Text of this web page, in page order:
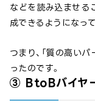
などを読み込ませる
成できるようになって
つまり、「質の高いパ
ったのです。
③ BtoBバイヤー